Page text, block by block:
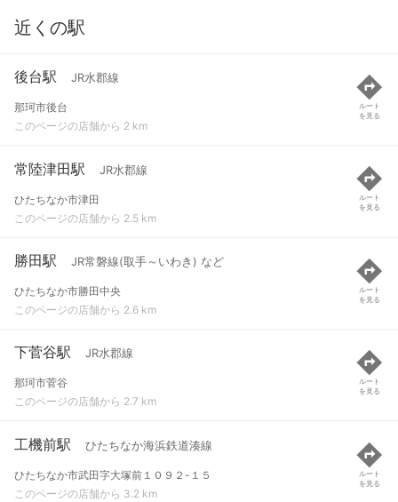
近くの駅
後台駅 JR水郡線
那珂市後台
このページの店舗から 2 km
ルート
を見る
常陸津田駅 JR水郡線
ひたちなか市津田
このページの店舗から 2.5 km
ルート
を見る
勝田駅 JR常磐線(取手～いわき) など
ひたちなか市勝田中央
このページの店舗から 2.6 km
ルート
を見る
下菅谷駅 JR水郡線
那珂市菅谷
このページの店舗から 2.7 km
ルート
を見る
工機前駅 ひたちなか海浜鉄道湊線
ひたちなか市武田字大塚前１０９２-１５
このページの店舗から 3.2 km
ルート
を見る